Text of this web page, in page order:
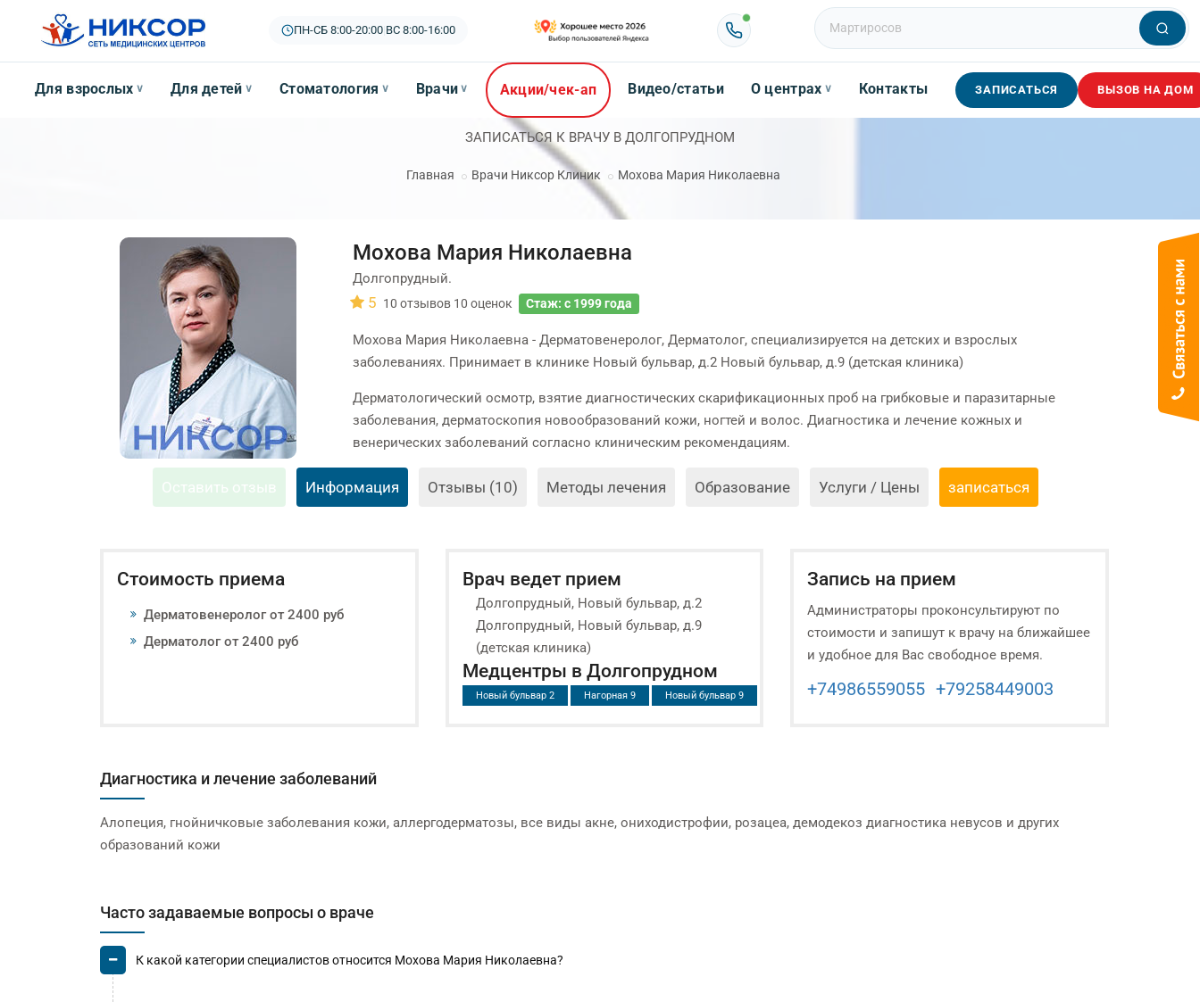
ПН-СБ 8:00-20:00| ВС 8:00-16:00
Для взрослых ∨ Для детей ∨ Стоматология ∨ Врачи ∨ Акции/чек-ап Видео/статьи О центрах ∨ Контакты ЗАПИСАТЬСЯ ВЫЗОВ НА ДОМ
ЗАПИСАТЬСЯ К ВРАЧУ В ДОЛГОПРУДНОМ
Главная Врачи Никсор Клиник Мохова Мария Николаевна
Мохова Мария Николаевна
Долгопрудный.
5 10 отзывов 10 оценок Стаж: с 1999 года
Мохова Мария Николаевна - Дерматовенеролог, Дерматолог, специализируется на детских и взрослых
заболеваниях. Принимает в клинике Новый бульвар, д.2 Новый бульвар, д.9 (детская клиника)
Дерматологический осмотр, взятие диагностических скарификационных проб на грибковые и паразитарные
заболевания, дерматоскопия новообразований кожи, ногтей и волос. Диагностика и лечение кожных и
венерических заболеваний согласно клиническим рекомендациям.
Оставить отзыв Информация Отзывы (10) Методы лечения Образование Услуги / Цены записаться
Стоимость приема
Дерматовенеролог от 2400 руб
Дерматолог от 2400 руб
Врач ведет прием
Долгопрудный, Новый бульвар, д.2
Долгопрудный, Новый бульвар, д.9
(детская клиника)
Медцентры в Долгопрудном
Новый бульвар 2 Нагорная 9 Новый бульвар 9
Запись на прием
Администраторы проконсультируют по
стоимости и запишут к врачу на ближайшее
и удобное для Вас свободное время.
+74986559055 +79258449003
Диагностика и лечение заболеваний
Алопеция, гнойничковые заболевания кожи, аллергодерматозы, все виды акне, ониходистрофии, розацеа, демодекоз диагностика невусов и других
образований кожи
Часто задаваемые вопросы о враче
К какой категории специалистов относится Мохова Мария Николаевна?